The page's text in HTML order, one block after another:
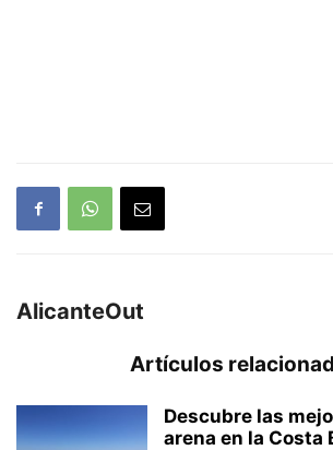
AlicanteOut
Artículos
Descubre las
arena en la Costa